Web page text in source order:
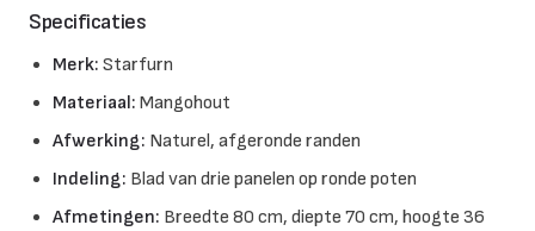
Specificaties
Merk: Starfurn
Materiaal: Mangohout
Afwerking: Naturel, afgeronde randen
Indeling: Blad van drie panelen op ronde poten
Afmetingen: Breedte 80 cm, diepte 70 cm, hoogte 36